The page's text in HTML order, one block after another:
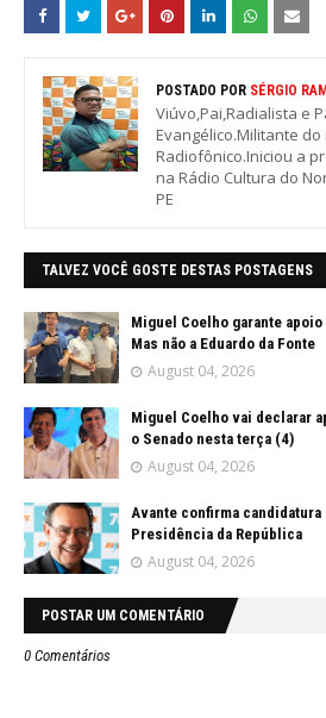
POSTADO POR SÉRGIO
Viúvo,Pai,Radialista e
Evangélico.Militante do
Radiofônico.Iniciou a
na Rádio Cultura do
PE
TALVEZ VOCÊ GOSTE DESTAS POSTAGENS
Miguel Coelho garante
Mas não a Eduardo da Fonte
August 04, 2026
Miguel Coelho vai declarar
o Senado nesta terça (4)
August 04, 2026
Avante confirma candidatura
Presidência da República
August 04, 2026
POSTAR UM COMENTÁRIO
0 Comentários